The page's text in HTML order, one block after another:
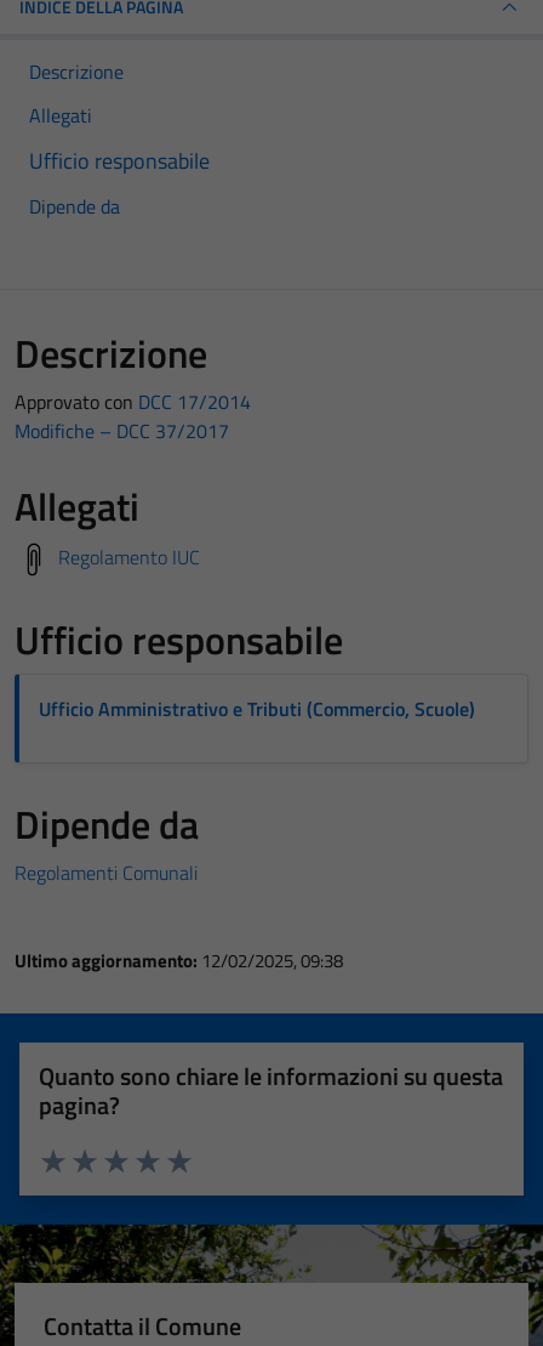
INDICE DELLA PAGINA
Descrizione
Allegati
Ufficio responsabile
Dipende da
Descrizione
Approvato con DCC 17/2014
Modifiche – DCC 37/2017
Allegati
Regolamento IUC
Ufficio responsabile
Ufficio Amministrativo e Tributi (Commercio, Scuole)
Dipende da
Regolamenti Comunali
Ultimo aggiornamento: 12/02/2025, 09:38
Quanto sono chiare le informazioni su questa
pagina?
Valuta 5 stelle su 5
Valuta 4 stelle su 5
Valuta 3 stelle su 5
Valuta 2 stelle su 5
Valuta 1 stelle su 5
Contatta il Comune